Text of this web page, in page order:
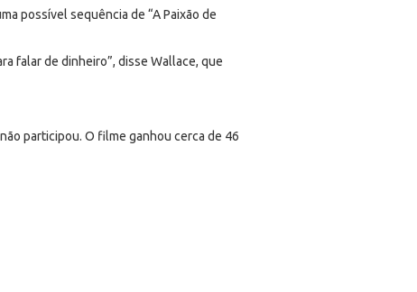
possível sequência de “A Paixão de
falar de dinheiro”, disse Wallace, que
participou. O filme ganhou cerca de 46